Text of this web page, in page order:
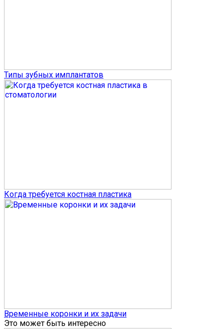
Типы зубных имплантатов
Когда требуется костная пластика
Временные коронки и их задачи
Это может быть интересно